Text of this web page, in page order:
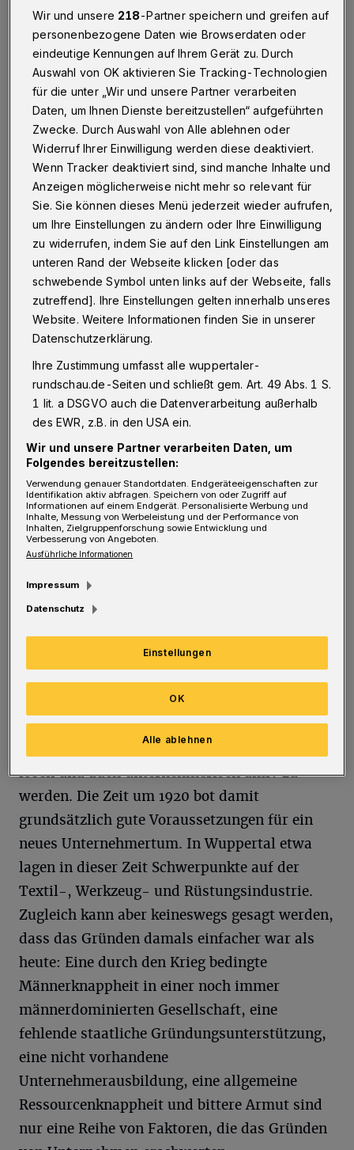
I m April 1920 gründete Wilhelm Jackstädt
die Feinpapiergroßhandlung Jackstädt in
Wuppertal. Prof. Dr. Christine Volkmann,
Lehrstuhlinhaberin für
Unternehmensgründung und
Wirtschaftsentwicklung, blickt im
„Jahr100Wissen“-Interview auf die
Entwicklung des Unternehmens zurück und
erklärt, welche Rolle Sohn Werner Jackstädt
auch heute für Gründer*innen aus dem
Bergischen einnimmt.
Vor genau 100 Jahren gründete Wilhelm Jackstädt
in Wuppertal eine Feinpapiergroßhandlung, die
sein Sohn zu einem Imperium ausbauen sollte. War
das Gründen damals einfacher als heute?
Volkmann:Um 1920 hatten wir in
Deutschland nach dem ersten Weltkrieg eine
Situation, die von Kriegswirren, großer Not
und sozialen Zerwürfnissen geprägt war. Es
war noch nicht absehbar, dass schon in Bälde
eine Ära anbrechen sollte, die zwar nur von
kurzer Dauer war, aber als die „Goldenen
Zwanziger“ ihren Weg in die Geschichtsbücher
finden sollte. Um 1920 standen wir also vor
kulturellen und ökonomischen Aufschwung,
gelegt worden sind. Und in der Tat:
Problemlagen gelten allgemein als Nährboden,
Neues zu suchen, zu erfinden, Probleme zu
lösen und auch unternehmerisch aktiv zu
werden. Die Zeit um 1920 bot damit
grundsätzlich gute Voraussetzungen für ein
neues Unternehmertum. In Wuppertal etwa
lagen in dieser Zeit Schwerpunkte auf der
Textil-, Werkzeug- und Rüstungsindustrie.
Zugleich kann aber keineswegs gesagt werden,
dass das Gründen damals einfacher war als
heute: Eine durch den Krieg bedingte
Männerknappheit in einer noch immer
männerdominierten Gesellschaft, eine
fehlende staatliche Gründungsunterstützung,
eine nicht vorhandene
Unternehmerausbildung, eine allgemeine
Ressourcenknappheit und bittere Armut sind
nur eine Reihe von Faktoren, die das Gründen
Wir und unsere 218-Partner speichern und greifen auf
personenbezogene Daten wie Browserdaten oder
eindeutige Kennungen auf Ihrem Gerät zu. Durch
Auswahl von OK aktivieren Sie Tracking-Technologien
für die unter „Wir und unsere Partner verarbeiten
Daten, um Ihnen Dienste bereitzustellen“ aufgeführten
Zwecke. Durch Auswahl von Alle ablehnen oder
Widerruf Ihrer Einwilligung werden diese deaktiviert.
Wenn Tracker deaktiviert sind, sind manche Inhalte und
Anzeigen möglicherweise nicht mehr so relevant für
Sie. Sie können dieses Menü jederzeit wieder aufrufen,
um Ihre Einstellungen zu ändern oder Ihre Einwilligung
zu widerrufen, indem Sie auf den Link Einstellungen am
unteren Rand der Webseite klicken [oder das
schwebende Symbol unten links auf der Webseite, falls
zutreffend]. Ihre Einstellungen gelten innerhalb unseres
Website. Weitere Informationen finden Sie in unserer
Datenschutzerklärung.
Ihre Zustimmung umfasst alle wuppertaler-
rundschau.de-Seiten und schließt gem. Art. 49 Abs. 1 S.
1 lit. a DSGVO auch die Datenverarbeitung außerhalb
des EWR, z.B. in den USA ein.
Wir und unsere Partner verarbeiten Daten, um
Folgendes bereitzustellen:
Verwendung genauer Standortdaten. Endgeräteeigenschaften zur
Identifikation aktiv abfragen. Speichern von oder Zugriff auf
Informationen auf einem Endgerät. Personalisierte Werbung und
Inhalte, Messung von Werbeleistung und der Performance von
Inhalten, Zielgruppenforschung sowie Entwicklung und
Verbesserung von Angeboten.
Ausführliche Informationen
Impressum
Datenschutz
Einstellungen
Alle ablehnen
OK